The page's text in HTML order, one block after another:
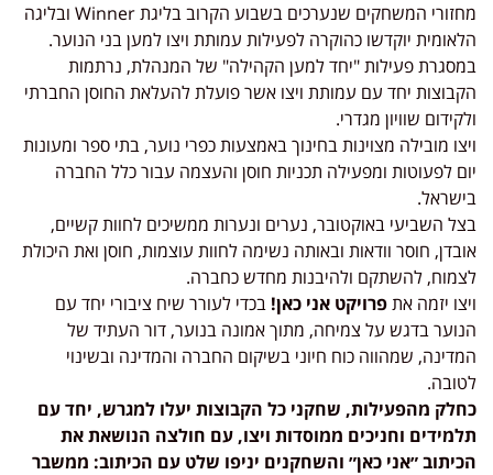
מחזורי המשחקים שנערכים בשבוע הקרוב בליגת Winner ובליגה
הלאומית יוקדשו כהוקרה לפעילות עמותת ויצו למען בני הנוער.
במסגרת פעילות "יחד למען הקהילה" של המנהלת, נרתמות
הקבוצות יחד עם עמותת ויצו אשר פועלת להעלאת החוסן החברתי
ולקידום שוויון מגדרי.
ויצו מובילה מצוינות בחינוך באמצעות כפרי נוער, בתי ספר ומעונות
יום לפעוטות ומפעילה תכניות חוסן והעצמה עבור כלל החברה
בישראל.
בצל השביעי באוקטובר, נערים ונערות ממשיכים לחוות קשיים,
אובדן, חוסר וודאות ובאותה נשימה לחוות עוצמות, חוסן ואת היכולת
לצמוח, להשתקם ולהיבנות מחדש כחברה.
ויצו יזמה אתפרויקט אני כאן! בכדי לעורר שיח ציבורי יחד עם
הנוער בדגש על צמיחה, מתוך אמונה בנוער, דור העתיד של
המדינה, שמהווה כוח חיוני בשיקום החברה והמדינה ובשינוי
לטובה.
כחלק מהפעילות, שחקני כל הקבוצות יעלו למגרש, יחד עם
תלמידים וחניכים ממוסדות ויצו, עם חולצה הנושאת את
הכיתוב ״אני כאן״ והשחקנים יניפו שלט עם הכיתוב: ממשבר